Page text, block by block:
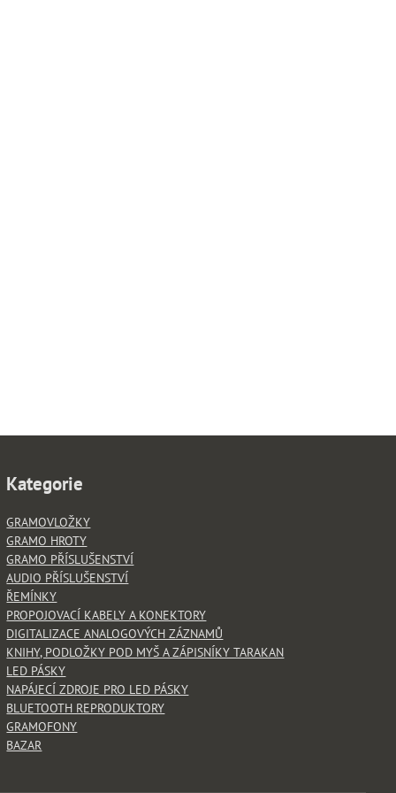
Kategorie
GRAMOVLOŽKY
GRAMO HROTY
GRAMO PŘÍSLUŠENSTVÍ
AUDIO PŘÍSLUŠENSTVÍ
ŘEMÍNKY
PROPOJOVACÍ KABELY A KONEKTORY
DIGITALIZACE ANALOGOVÝCH ZÁZNAMŮ
KNIHY, PODLOŽKY POD MYŠ A ZÁPISNÍKY TARAKAN
LED PÁSKY
NAPÁJECÍ ZDROJE PRO LED PÁSKY
BLUETOOTH REPRODUKTORY
GRAMOFONY
BAZAR